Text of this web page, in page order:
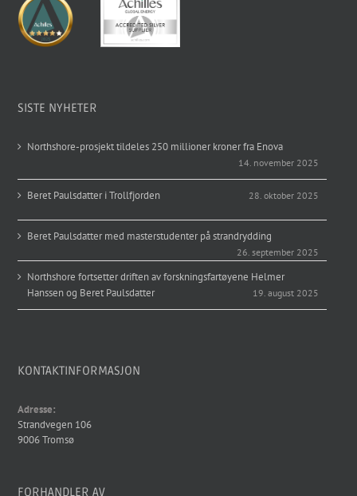
SISTE NYHETER
Northshore-prosjekt tildeles 250 millioner kroner fra Enova
14. november 2025
Beret Paulsdatter i Trollfjorden 28. oktober 2025
Beret Paulsdatter med masterstudenter på strandrydding
26. september 2025
Northshore fortsetter driften av forskningsfartøyene Helmer
Hanssen og Beret Paulsdatter
19. august 2025
KONTAKTINFORMASJON
Adresse:
Strandvegen 106
9006 Tromsø
FORHANDLER AV